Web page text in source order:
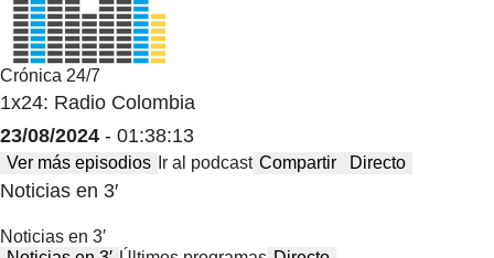
Crónica 24/7
1x24: Radio Colombia
23/08/2024 - 01:38:13
Ver más episodios Ir al podcast Compartir Directo
Noticias en 3′
Noticias en 3′